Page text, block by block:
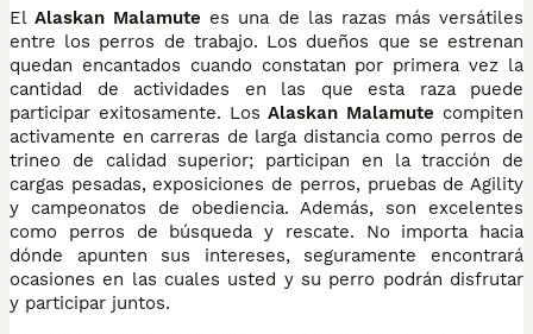
ElAlaskan Malamute es una de las razas más versátiles
entre los perros de trabajo. Los dueños que se estrenan
quedan encantados cuando constatan por primera vez la
cantidad de actividades en las que esta raza puede
participar exitosamente. LosAlaskan Malamute compiten
activamente en carreras de larga distancia como perros de
trineo de calidad superior; participan en la tracción de
cargas pesadas, exposiciones de perros, pruebas de Agility
y campeonatos de obediencia. Además, son excelentes
como perros de búsqueda y rescate. No importa hacia
dónde apunten sus intereses, seguramente encontrará
ocasiones en las cuales usted y su perro podrán disfrutar
y participar juntos.